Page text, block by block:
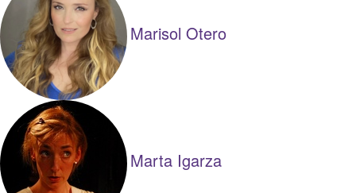
Marisol Otero
Marta Igarza